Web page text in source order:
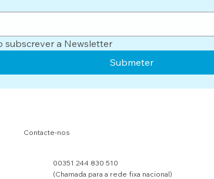
Contacte-nos
00351 244 830 510
(Chamada para a rede fixa nacional)
subscrever a Newsletter
Submeter